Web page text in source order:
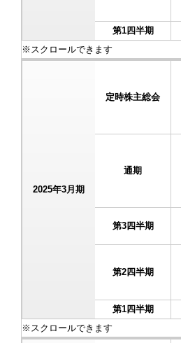
第1四半期
2025年3月期
定時株主総会
通期
第3四半期
第2四半期
第1四半期